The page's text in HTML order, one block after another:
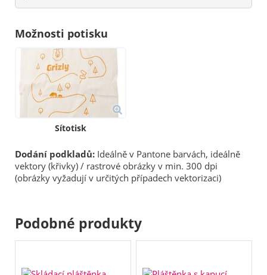
Možnosti potisku
Sítotisk
Dodání podkladů: Ideálně v Pantone barvách, ideálně
vektory (křivky) / rastrové obrázky v min. 300 dpi
(obrázky vyžadují v určitých případech vektorizaci)
Podobné produkty